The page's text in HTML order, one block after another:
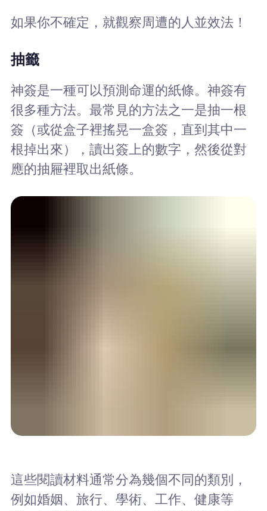
如果你不確定，就觀察周遭的人並效法！
抽籤
神簽是一種可以預測命運的紙條。神簽有
很多種方法。最常見的方法之一是抽一根
簽（或從盒子裡搖晃一盒簽，直到其中一
根掉出來），讀出簽上的數字，然後從對
應的抽屜裡取出紙條。
這些閱讀材料通常分為幾個不同的類別，
例如婚姻、旅行、學術、工作、健康等